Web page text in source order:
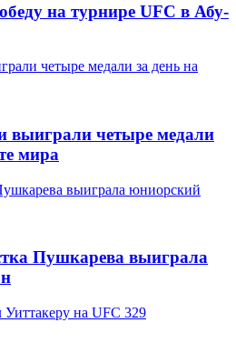
на турнире UFC в Абу-
четыре медали за день на
выиграли четыре медали
мира
выиграла юниорский
Пушкарева выиграла
на UFC 329